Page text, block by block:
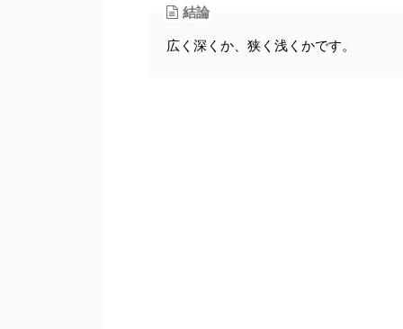
結論
広く深くか、狭く浅くかです。